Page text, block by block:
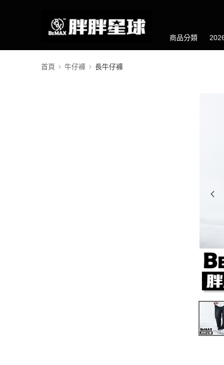
商品分類
首頁 牛仔褲 長牛仔褲